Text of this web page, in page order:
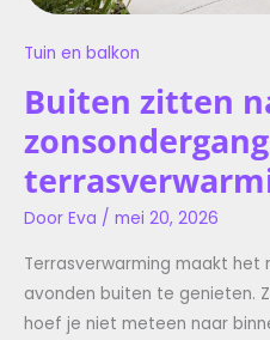
Tuin en balkon
Buiten zitten
Door Eva / mei 20, 2026
Terrasverwarming maakt het
avonden buiten te genieten.
hoef je niet meteen naar